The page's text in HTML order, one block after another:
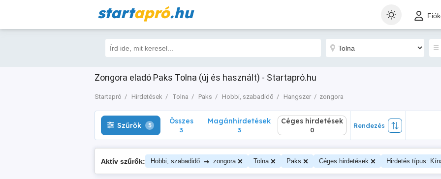
startapró.hu
Zongora eladó Paks Tolna (új és használt) - Startapró.hu
Startapró Hirdetések Tolna Paks Hobbi, szabadidő Hangszer zongora
Szűrők 5 Összes
3
Szűrők 5 Összes
3
Magánhirdetések
3
Céges hirdetések
0
Rendezés
Aktív szűrők: Hobbi, szabadidő → zongora Tolna Paks Céges hirdetések Hirdetés típus: